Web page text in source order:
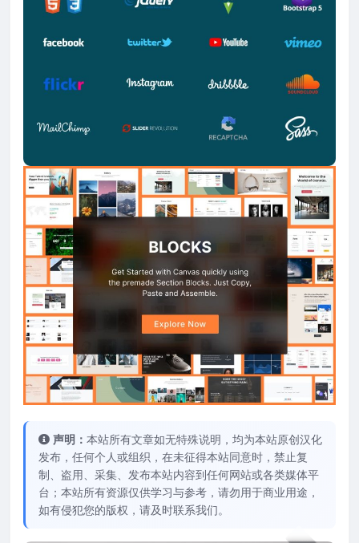
声明： 本站所有文章如无特殊说明，均为本站原创汉化
发布，任何个人或组织，在未征得本站同意时，禁止复
制、盗用、采集、发布本站内容到任何网站或各类媒体平
台；本站所有资源仅供学习与参考，请勿用于商业用途，
如有侵犯您的版权，请及时联系我们。